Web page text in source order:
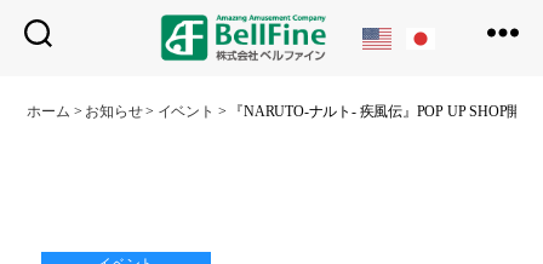
フ
ホーム > お知らせ> イベント > 『NARUTO-ナルト- 疾風伝』POP UP SHOP開